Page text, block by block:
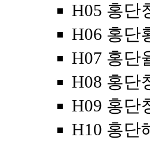
H05 홍단
H06 홍단
H07 홍단
H08 홍단
H09 홍단
H10 홍단